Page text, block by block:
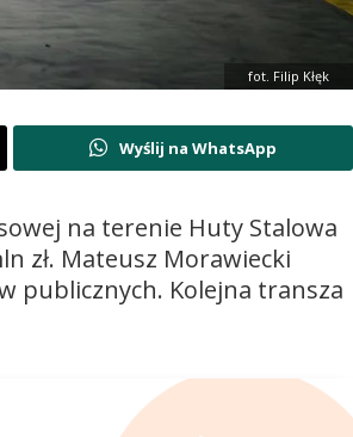
fot. Filip Kłęk
Wyślij na WhatsApp
na terenie Huty Stalowa
zł. Mateusz Morawiecki
publicznych. Kolejna transza